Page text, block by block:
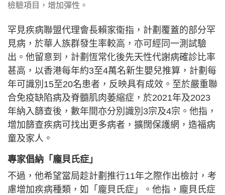
檢驗項目，增加彈性。
罕見疾病聯盟代理會長賴家衞指，計劃覆蓋的部分罕
見病，於華人族群發生率較高，亦可經同一測試驗
出。他留意到，計劃恆常化後先天性代謝病確診比率
甚高，以香港每年約3至4萬名新生嬰兒推算，計劃每
年可識別15至20名患者，反映具有成效。至於嚴重聯
合免疫缺陷病及脊髓肌肉萎縮症，於2021年及2023
年納入篩查後，數年間亦分別識別3宗及4宗。他指，
增加篩查疾病可找出更多病者，擴闊保護網，造福病
童及家人。
專家倡納「龐貝氏症」
不過，他希望當局趁計劃推行11年之際作出檢討，考
慮增加疾病種類，如「龐貝氏症」。他指，龐貝氏症